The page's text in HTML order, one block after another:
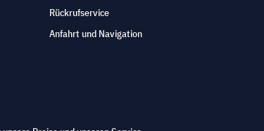
Rückrufservice
Anfahrt und Navigation